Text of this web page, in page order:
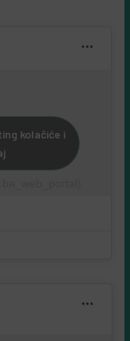
kolačiće i